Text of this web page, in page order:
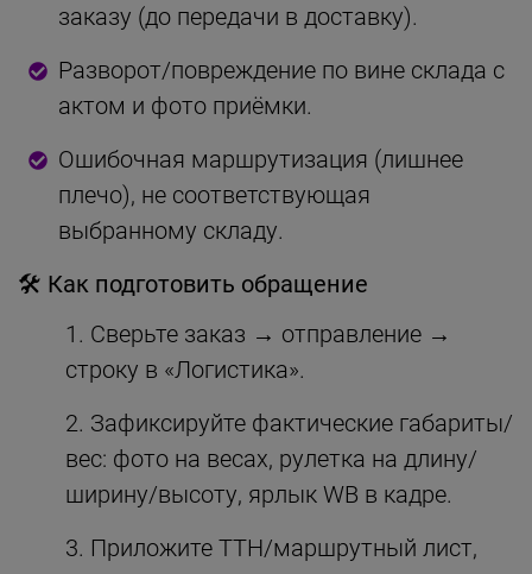
заказу (до передачи в доставку).
Разворот/повреждение по вине склада с
актом и фото приёмки.
Ошибочная маршрутизация (лишнее
плечо), не соответствующая
выбранному складу.
🛠 Как подготовить обращение
Сверьте заказ → отправление →
строку в «Логистика».
Зафиксируйте фактические габариты/
вес: фото на весах, рулетка на длину/
ширину/высоту, ярлык WB в кадре.
Приложите ТТН/маршрутный лист,